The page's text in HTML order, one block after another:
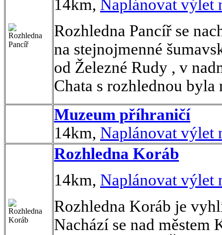
14km, Naplánovat výlet
Rozhledna Pancíř se
na stejnojmenné
od Železné Rudy , v
Chata s rozhlednou byla
Muzeum příhraničí
14km, Naplánovat výlet
Rozhledna Koráb
14km, Naplánovat výlet
Rozhledna Koráb je
Nachází se nad městem